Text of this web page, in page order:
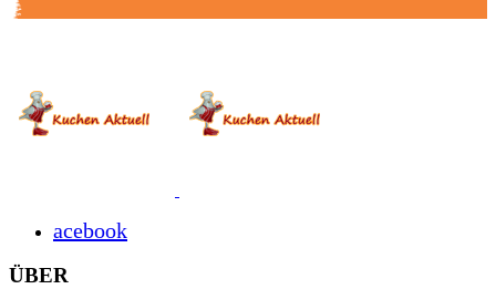
acebook
ÜBER